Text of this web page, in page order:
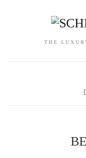
THE